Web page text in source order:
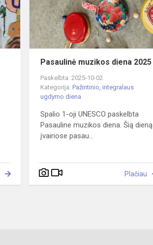
Pasaulinė muzikos diena 2025
Paskelbta: 2025-10-02
Kategorija:Pažintinio, integralaus
ugdymo diena
Spalio 1-oji UNESCO paskelbta
Pasauline muzikos diena. Šią dieną
įvairiose pasau...
Plačiau